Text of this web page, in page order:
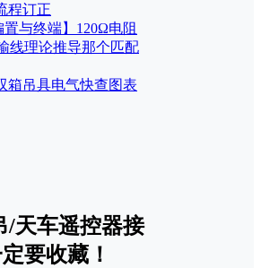
程订正
置与终端】120Ω电阻
线理论推导那个匹配
箱吊具电气快查图表
/天车遥控器接
要收藏！